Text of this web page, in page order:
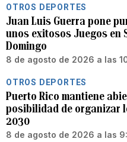
OTROS DEPORTES
Juan Luis Guerra pone
unos exitosos Juegos en
Domingo
8 de agosto de 2026 a las
OTROS DEPORTES
Puerto Rico mantiene
posibilidad de organizar
2030
8 de agosto de 2026 a las